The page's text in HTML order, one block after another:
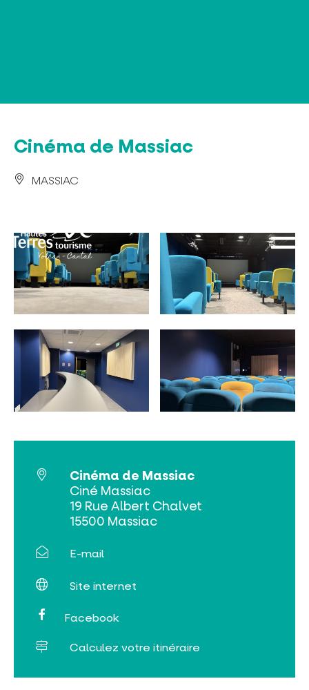
INCONTOURNABLES
PLEINE NATURE
AGENDA
Cinéma de Massiac
MASSIAC
Cinéma de Massiac
Ciné Massiac
19 Rue Albert Chalvet
15500 Massiac
E-mail
Site internet
Facebook
Calculez votre itinéraire